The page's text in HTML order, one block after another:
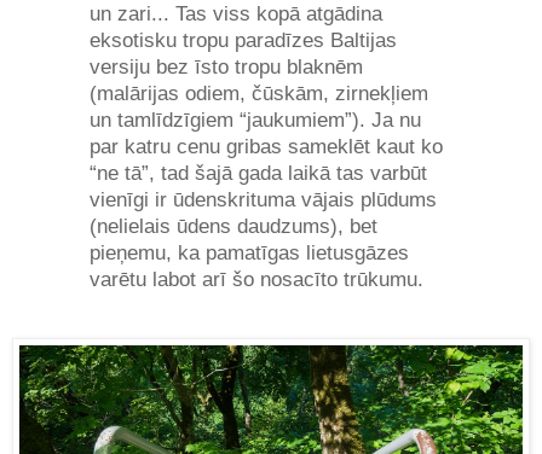
un zari... Tas viss kopā atgādina
eksotisku tropu paradīzes Baltijas
versiju bez īsto tropu blaknēm
(malārijas odiem, čūskām, zirnekļiem
un tamlīdzīgiem “jaukumiem”). Ja nu
par katru cenu gribas sameklēt kaut ko
“ne tā”, tad šajā gada laikā tas varbūt
vienīgi ir ūdenskrituma vājais plūdums
(nelielais ūdens daudzums), bet
pieņemu, ka pamatīgas lietusgāzes
varētu labot arī šo nosacīto trūkumu.